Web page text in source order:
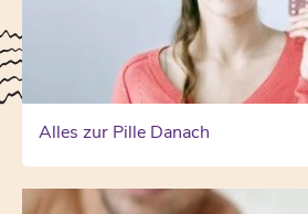
Alles zur Pille Danach